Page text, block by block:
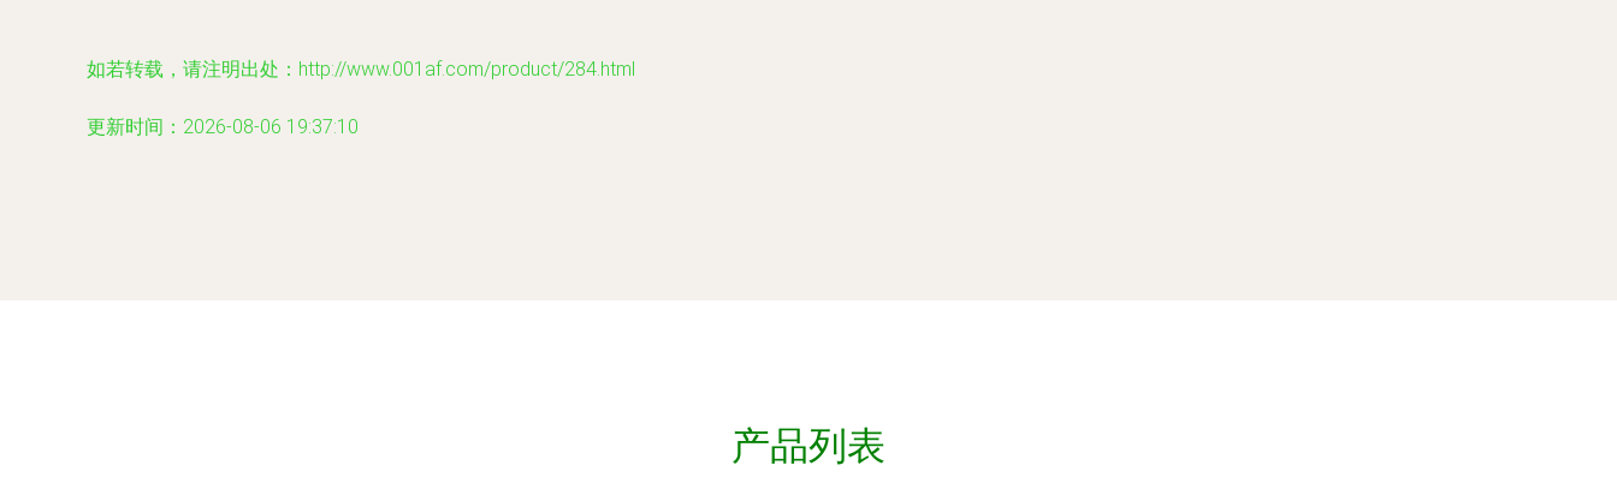
如若转载，请注明出处：http://www.001af.com/product/284.html
更新时间：2026-08-06 19:37:10
产品列表